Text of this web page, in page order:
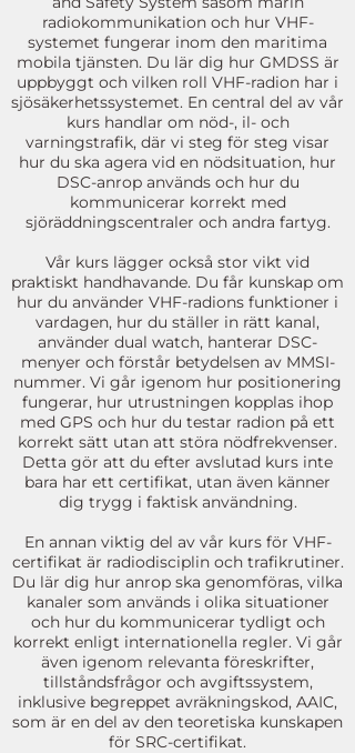
radiokommunikation och hur VHF-
systemet fungerar inom den maritima
mobila tjänsten. Du lär dig hur GMDSS är
uppbyggt och vilken roll VHF-radion har i
sjösäkerhetssystemet. En central del av vår
kurs handlar om nöd-, il- och
varningstrafik, där vi steg för steg visar
hur du ska agera vid en nödsituation, hur
DSC-anrop används och hur du
kommunicerar korrekt med
sjöräddningscentraler och andra fartyg.
Vår kurs lägger också stor vikt vid
praktiskt handhavande. Du får kunskap om
hur du använder VHF-radions funktioner i
vardagen, hur du ställer in rätt kanal,
använder dual watch, hanterar DSC-
menyer och förstår betydelsen av MMSI-
nummer. Vi går igenom hur positionering
fungerar, hur utrustningen kopplas ihop
med GPS och hur du testar radion på ett
korrekt sätt utan att störa nödfrekvenser.
Detta gör att du efter avslutad kurs inte
bara har ett certifikat, utan även känner
dig trygg i faktisk användning.
En annan viktig del av vår kurs för VHF-
certifikat är radiodisciplin och trafikrutiner.
Du lär dig hur anrop ska genomföras, vilka
kanaler som används i olika situationer
och hur du kommunicerar tydligt och
korrekt enligt internationella regler. Vi går
även igenom relevanta föreskrifter,
tillståndsfrågor och avgiftssystem,
inklusive begreppet avräkningskod, AAIC,
som är en del av den teoretiska kunskapen
för SRC-certifikat.